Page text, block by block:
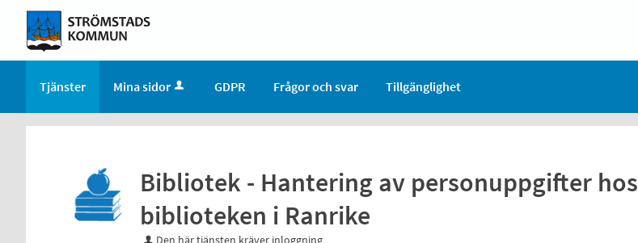
Tjänster Mina sidor GDPR Frågor och svar Tillgänglighet
Bibliotek - Hantering av personuppgifter hos
biblioteken i Ranrike
Den här tjänsten kräver inloggning